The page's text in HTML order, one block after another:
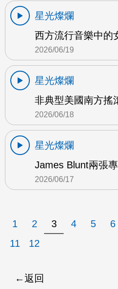
星光燦爛
西方流行音樂中的
2026/06/19
星光燦爛
非典型美國南方搖
2026/06/18
星光燦爛
James Blunt兩張
2026/06/17
1 2 3 4 5 6
11
12
返回